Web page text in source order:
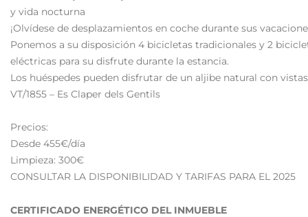
y vida nocturna
¡Olvídese de desplazamientos en coche durante sus
Ponemos a su disposición 4 bicicletas tradicionales y 2
eléctricas para su disfrute durante la estancia.
Los huéspedes pueden disfrutar de un aljibe natural con
VT/1855 – Es Claper dels Gentils
Precios:
Desde 455€/día
Limpieza: 300€
CONSULTAR LA DISPONIBILIDAD Y TARIFAS PARA EL 2025
CERTIFICADO ENERGÉTICO DEL INMUEBLE